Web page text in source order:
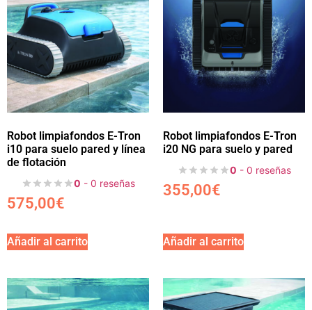
Robot limpiafondos E-Tron
i10 para suelo pared y línea
de flotación
0 - 0 reseñas
575,00€
Añadir al carrito
Robot limpiafondos E-Tron
i20 NG para suelo y pared
0 - 0 reseñas
355,00€
Añadir al carrito